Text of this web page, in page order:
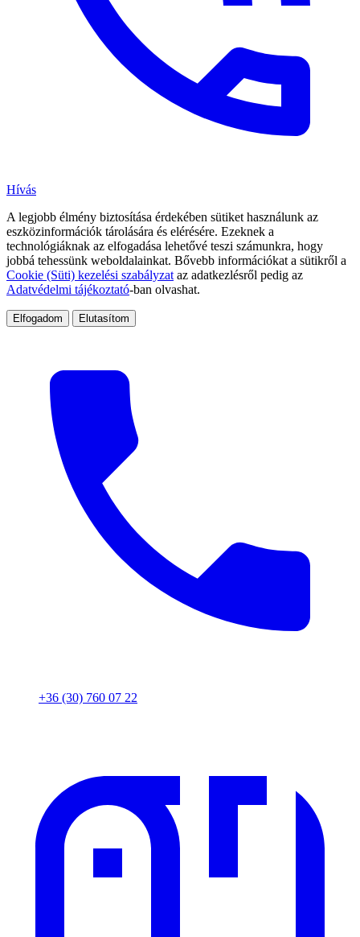
Hívás
A legjobb élmény biztosítása érdekében sütiket használunk az
eszközinformációk tárolására és elérésére. Ezeknek a
technológiáknak az elfogadása lehetővé teszi számunkra, hogy
jobbá tehessünk weboldalainkat. Bővebb információkat a sütikről a
Cookie (Süti) kezelési szabályzat az adatkezlésről pedig az
Adatvédelmi tájékoztató-ban olvashat.
Elfogadom Elutasítom
+36 (30) 760 07 22